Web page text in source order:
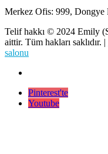
Merkez Ofis: 999, Dongye
Telif hakkı © 2024 Emily
aittir. Tüm hakları saklıdır. |
salonu
Pinterest'te
Youtube